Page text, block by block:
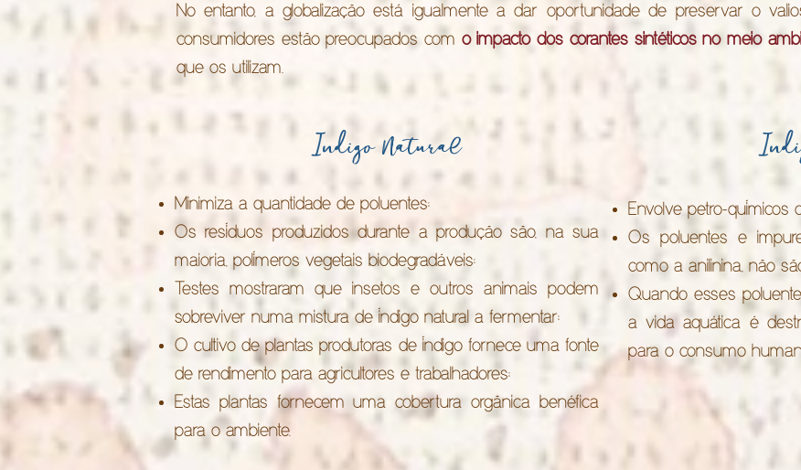
Indigo Natural
Minimiza a quantidade de poluentes;
Os resíduos produzidos durante a produção são, na sua
maioria, polímeros vegetais biodegradáveis;
Testes mostraram que insetos e outros animais podem
sobreviver numa mistura de índigo natural a fermentar;
O cultivo de plantas produtoras de índigo fornece uma fonte
de rendimento para agricultores e trabalhadores;
Estas plantas fornecem uma cobertura orgânica benéfica
para o ambiente.
Envolve petro-químicos
Os poluentes e
como a anilinina, não
Quando esses
a vida aquática é
para o consumo
No entanto, a globalização está igualmente a dar oportunidade de preservar o
consumidores estão preocupados com o impacto dos corantes sintéticos no meio
que os utilizam.